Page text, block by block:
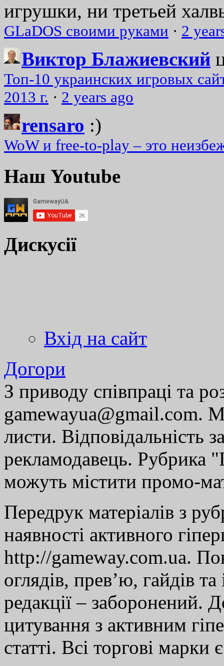
игрушки, ни третьей
GLaDOS своими руками · 2
Виктор Блажиевский
Топ-10 украинских игровых
2013 г. · 2 years ago
rensaro :)
WoW и free-to-play – это
Наш Youtube
Дискусії
Вхід на сайт
Догори
З приводу співпраці та
gamewayua@gmail.com.
листи. Відповідальність
рекламодавець. Рубрика
можуть містити промо-
Передрук матеріалів з
наявності активного
http://gameway.com.ua.
оглядів, прев’ю, гайдів
редакції – заборонений.
цитування з активним
статті. Всі торгові марки